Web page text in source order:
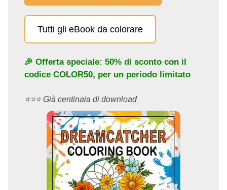
Tutti gli eBook da colorare
🎉 Offerta speciale: 50% di sconto con il
codice COLOR50, per un periodo limitato
⭐️⭐️⭐️ Già centinaia di download